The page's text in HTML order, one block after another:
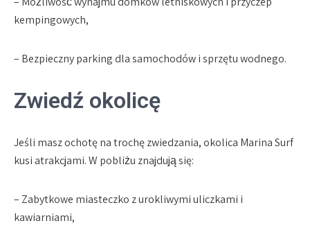
kempingowych,
– Bezpieczny parking dla samochodów i sprzętu wodnego.
Zwiedź okolicę
Jeśli masz ochotę na trochę zwiedzania, okolica Marina Surf
kusi atrakcjami. W pobliżu znajdują się:
– Zabytkowe miasteczko z urokliwymi uliczkami i
kawiarniami,